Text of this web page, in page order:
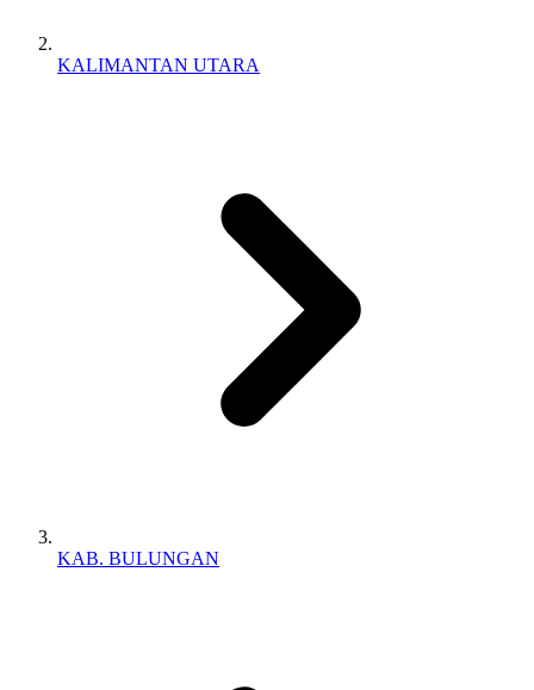
KALIMANTAN UTARA
KAB. BULUNGAN